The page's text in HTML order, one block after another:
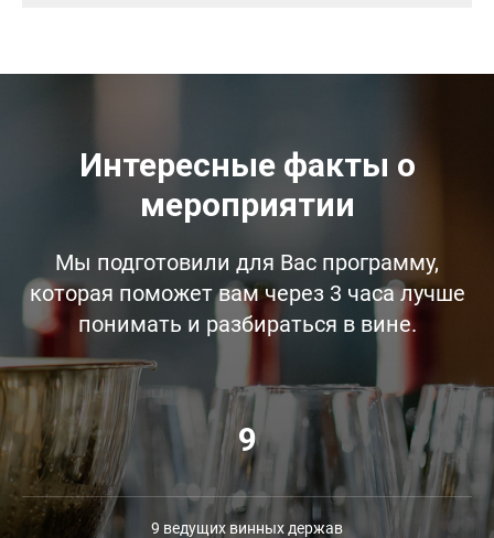
Интересные факты о
мероприятии
Мы подготовили для Вас программу,
которая поможет вам через 3 часа лучше
понимать и разбираться в вине.
9
9 ведущих винных держав